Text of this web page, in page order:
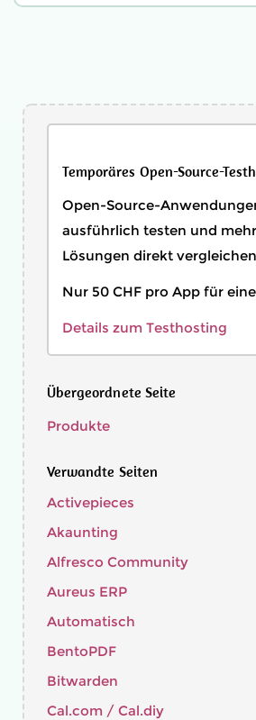
Temporäres Open-Source-
Open-Source-
ausführlich testen und
Lösungen direkt
Nur 50 CHF pro App für
Details zum Testhosting
Übergeordnete Seite
Produkte
Verwandte Seiten
Activepieces
Akaunting
Alfresco Community
Aureus ERP
Automatisch
BentoPDF
Bitwarden
Cal.com / Cal.diy